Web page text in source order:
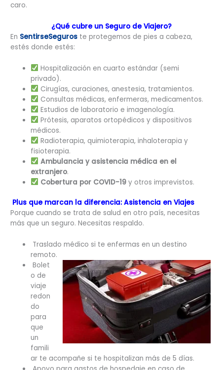
caro.
¿Qué cubre un Seguro de Viajero?
En SentirseSeguros te protegemos de pies a cabeza,
estés donde estés:
Hospitalización en cuarto estándar (semi
privado).
Cirugías, curaciones, anestesia, tratamientos.
Consultas médicas, enfermeras, medicamentos.
Estudios de laboratorio e imagenología.
Prótesis, aparatos ortopédicos y dispositivos
médicos.
Radioterapia, quimioterapia, inhaloterapia y
fisioterapia.
Ambulancia y asistencia médica en el
extranjero.
Cobertura por COVID-19y otros imprevistos.
Plus que marcan la diferencia:Asistencia en Viajes
Porque cuando se trata de salud en otro país, necesitas
más que un seguro. Necesitas respaldo.
Traslado médico si te enfermas en un destino
remoto.
Bolet
o de
viaje
redon
do
para
que
un
famili
ar te acompañe si te hospitalizan más de 5 días.